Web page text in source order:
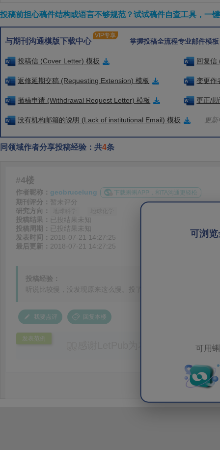
投稿前担心稿件结构或语言不够规范？试试稿件自查工具，一
与期刊沟通模版下载中心
VIP专享
掌握投稿全流程专业邮件模
投稿信 (Cover Letter) 模板 回复信
返修延期交稿 (Requesting Extension) 模板 变更作
撤稿申请 (Withdrawal Request Letter) 模板 更正/
没有机构邮箱的说明 (Lack of institutional Email) 模板 更
同领域作者分享投稿经验：共4条
可浏
可用
#4楼
作者昵称： geobrucelung 下载蝌蝌APP，和TA沟通更轻松
期刊评分： 暂未评分
研究方向：
投稿结果： 已投结果未知
投稿周期： 已投结果未知
发表时间： 2018-07-21 14:27:25
最后更新： 2018-07-21 14:27:25
投稿经验：
听说比较慢，没发现原来这么慢。投了接近一个月了，不想投
我要点评 回复本楼
发表范例
感谢LetPub为本论文提供专业
效应及界面电荷传输等研究内容，
论述逻辑进行了系统梳理，使研究
析及机理讨论之间的关系更加清晰